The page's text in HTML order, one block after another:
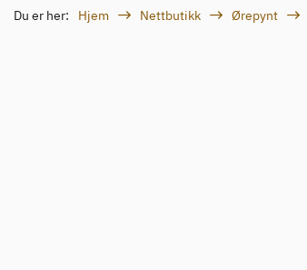
Du er her: Hjem Nettbutikk Ørepynt